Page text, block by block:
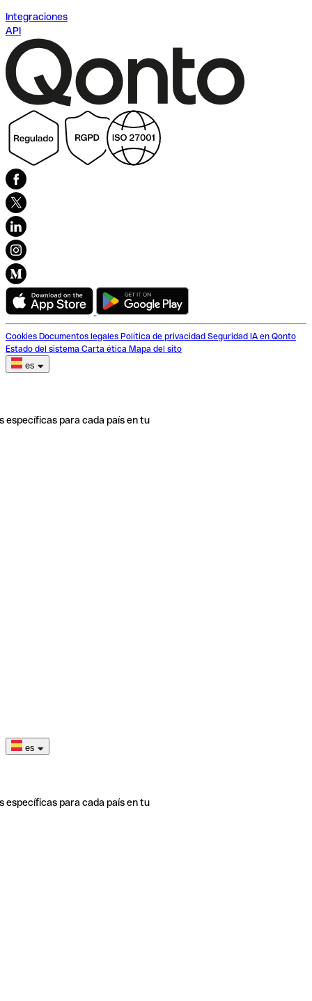
Integraciones
API
Cookies Documentos legales Política de privacidad Seguridad IA en Qonto
Estado del sistema Carta ética Mapa del sito
es
específicas para cada país en tu
es
específicas para cada país en tu